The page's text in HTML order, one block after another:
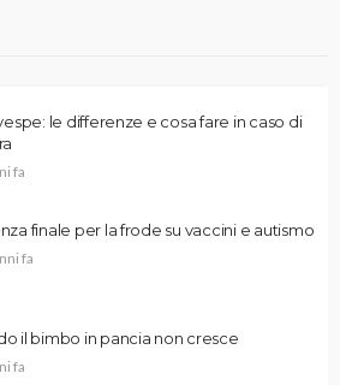
le differenze e cosa fare in caso di
fa
finale per la frode su vaccini e autismo
fa
il bimbo in pancia non cresce
fa